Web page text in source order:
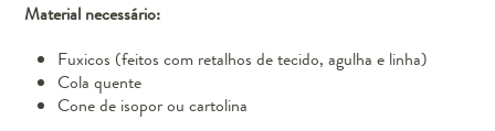
Material necessário:
Fuxicos (feitos com retalhos de tecido, agulha e linha)
Cola quente
Cone de isopor ou cartolina